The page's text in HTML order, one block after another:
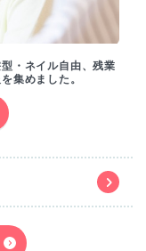
・ネイル自由、残業
集めました。